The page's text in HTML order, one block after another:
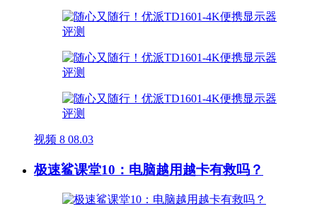
视频 8 08.03
极速鲨课堂10：电脑越用越卡有救吗？